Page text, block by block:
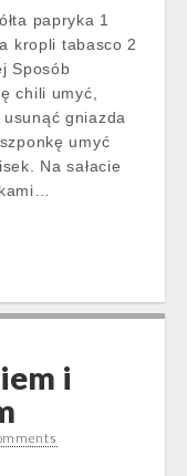
papryka 1
kropli tabasco 2
Sposób
chili umyć,
gniazda
umyć
Na sałacie
i